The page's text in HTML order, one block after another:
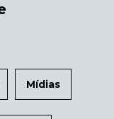
Mídias